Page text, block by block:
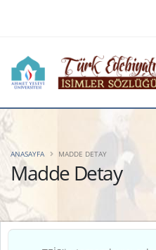
Madde Detay
ANASAYFA MADDE DETAY